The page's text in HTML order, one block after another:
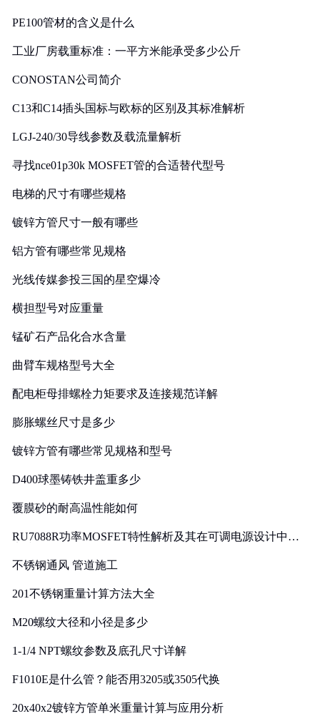
PE100管材的含义是什么
工业厂房载重标准：一平方米能承受多少公斤
CONOSTAN公司简介
C13和C14插头国标与欧标的区别及其标准解析
LGJ-240/30导线参数及载流量解析
寻找nce01p30k MOSFET管的合适替代型号
电梯的尺寸有哪些规格
镀锌方管尺寸一般有哪些
铝方管有哪些常见规格
光线传媒参投三国的星空爆冷
横担型号对应重量
锰矿石产品化合水含量
曲臂车规格型号大全
配电柜母排螺栓力矩要求及连接规范详解
膨胀螺丝尺寸是多少
镀锌方管有哪些常见规格和型号
D400球墨铸铁井盖重多少
覆膜砂的耐高温性能如何
RU7088R功率MOSFET特性解析及其在可调电源设计中的
不锈钢通风 管道施工
201不锈钢重量计算方法大全
M20螺纹大径和小径是多少
1-1/4 NPT螺纹参数及底孔尺寸详解
F1010E是什么管？能否用3205或3505代换
20x40x2镀锌方管单米重量计算与应用分析